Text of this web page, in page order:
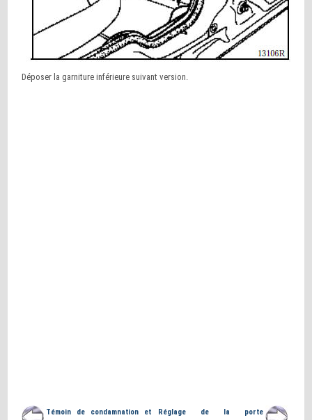
Déposer la garniture inférieure suivant version.
Témoin de condamnation et
Réglage de la porte